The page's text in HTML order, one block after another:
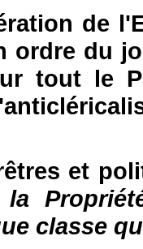
de
ordre du
tout le
et
classe